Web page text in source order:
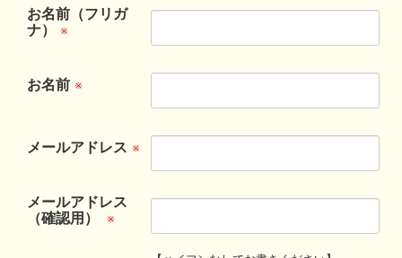
お名前（フリガ
ナ）
※
お名前 ※
メールアドレス ※
メールアドレス
（確認用）
※